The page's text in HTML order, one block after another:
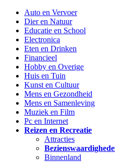
Auto en Vervoer
Dier en Natuur
Educatie en School
Electronica
Eten en Drinken
Financieel
Hobby en Overige
Huis en Tuin
Kunst en Cultuur
Mens en Gezondheid
Mens en Samenleving
Muziek en Film
Pc en Internet
Reizen en Recreatie
Attracties
Binnenland